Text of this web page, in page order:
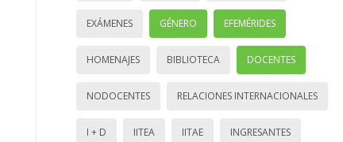
EXÁMENES GÉNERO EFEMÉRIDES
HOMENAJES BIBLIOTECA DOCENTES
NODOCENTES RELACIONES INTERNACIONALES
I + D IITEA IITAE INGRESANTES